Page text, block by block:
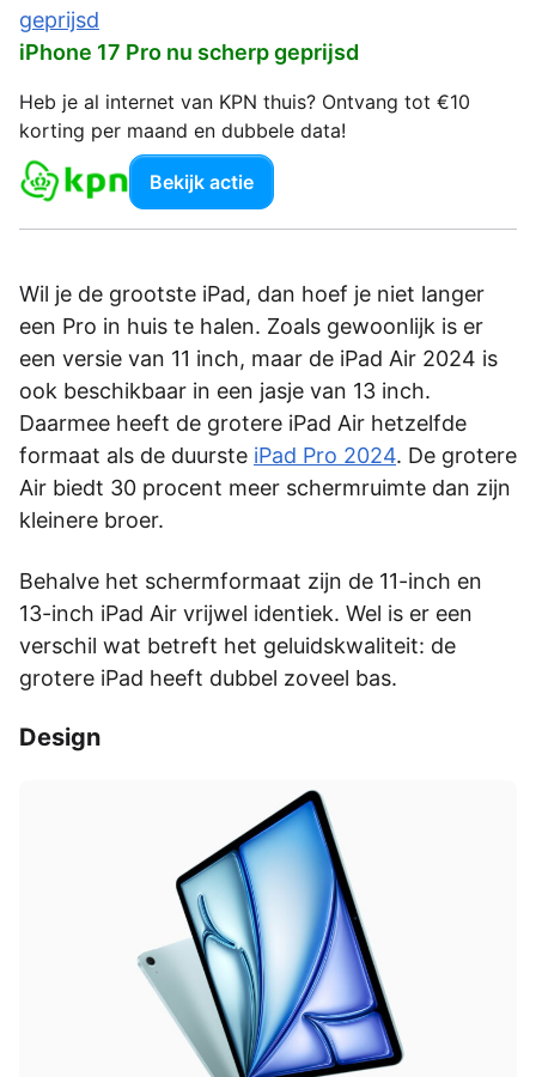
iPhone 17 Pro nu scherp geprijsd
Heb je al internet van KPN thuis? Ontvang tot €10
korting per maand en dubbele data!
Bekijk actie
Wil je de grootste iPad, dan hoef je niet langer
een Pro in huis te halen. Zoals gewoonlijk is er
een versie van 11 inch, maar de iPad Air 2024 is
ook beschikbaar in een jasje van 13 inch.
Daarmee heeft de grotere iPad Air hetzelfde
formaat als de duurste iPad Pro 2024. De grotere
Air biedt 30 procent meer schermruimte dan zijn
kleinere broer.
Behalve het schermformaat zijn de 11-inch en
13-inch iPad Air vrijwel identiek. Wel is er een
verschil wat betreft het geluidskwaliteit: de
grotere iPad heeft dubbel zoveel bas.
Design